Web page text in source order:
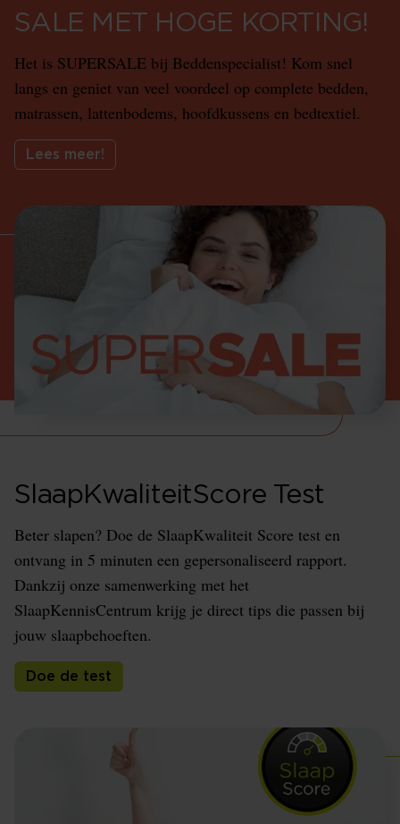
SALE MET HOGE KORTING!
Het is SUPERSALE bij Beddenspecialist! Kom snel
langs en geniet van veel voordeel op complete bedden,
matrassen, lattenbodems, hoofdkussens en bedtextiel.
Lees meer!
SlaapKwaliteitScore Test
Beter slapen? Doe de SlaapKwaliteit Score test en
ontvang in 5 minuten een gepersonaliseerd rapport.
Dankzij onze samenwerking met het
SlaapKennisCentrum krijg je direct tips die passen bij
jouw slaapbehoeften.
Doe de test